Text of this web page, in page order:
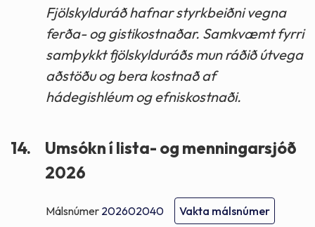
Fjölskylduráð hafnar styrkbeiðni vegna
ferða- og gistikostnaðar. Samkvæmt fyrri
samþykkt fjölskylduráðs mun ráðið útvega
aðstöðu og bera kostnað af
hádegishléum og efniskostnaði.
14.
Umsókn í lista- og menningarsjóð
2026
Málsnúmer 202602040 Vakta málsnúmer